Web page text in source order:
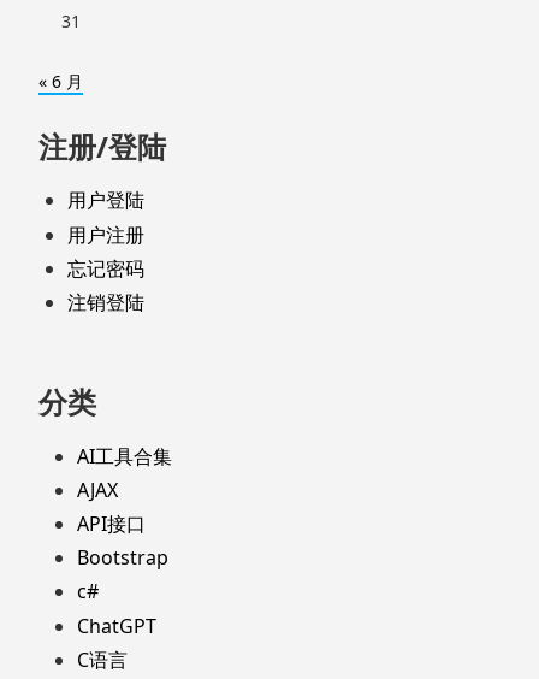
31
« 6 月
注册/登陆
用户登陆
用户注册
忘记密码
注销登陆
分类
AI工具合集
AJAX
API接口
Bootstrap
c#
ChatGPT
C语言